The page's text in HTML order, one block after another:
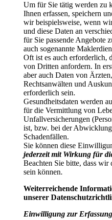
Um für Sie tätig werden zu
Ihnen erfassen, speichern
wir beispielsweise, wenn
und diese Daten an
für Sie passende Angebote
auch sogenannte
Oft ist es auch erforderlich,
von Dritten anfordern. In
aber auch Daten von
Rechtsanwälten und
erforderlich sein.
Gesundheitsdaten werden
für die Vermittlung von
Unfallversicherungen
ist, bzw. bei der
Schadenfällen.
Sie können diese
jederzeit mit Wirkung für
Beachten Sie bitte, dass
sein können.
Weiterreichende
unserer
Einwilligung zur